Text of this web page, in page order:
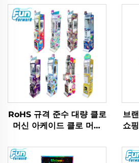
RoHS 규격 준수 대량 클로
머신 아케이드 클로 머신
질 내구성 상품 기계
브
쇼